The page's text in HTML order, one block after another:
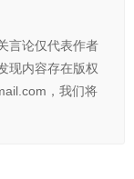
言论仅代表作者
现内容存在版权
，我们将